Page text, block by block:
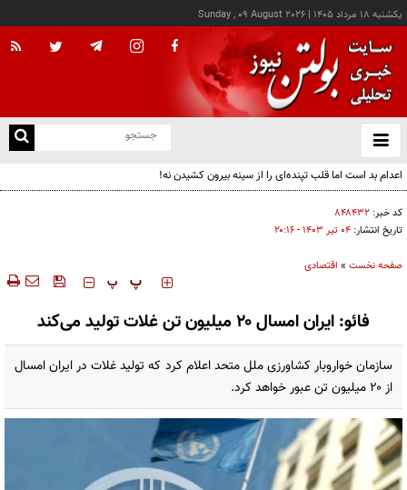
يکشنبه ۱۸ مرداد ۱۴۰۵ |
Sunday , 09 August 2026
باز
و
اعدام بد است اما قلب تپنده‌ای را از سینه بیرون کشیدن نه!
کد خبر: ۸۴۸۴۳۲
تاریخ انتشار: ۰۴ تير ۱۴۰۳ - ۲۰:۱۶
صفحه نخست » اقتصادی
‍‍‍ پ پ
فائو: ایران امسال ۲۰ میلیون تن غلات تولید می‌کند
سازمان خواروبار کشاورزی ملل متحد اعلام کرد که تولید غلات در ایران امسال
از ۲۰ میلیون تن عبور خواهد کرد.